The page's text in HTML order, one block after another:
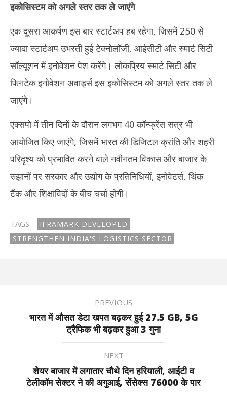
इकोसिस्टम को अगले स्तर तक ले जाएंगे
एक दूसरा आकर्षण इस बार स्टार्टअप हब रहेगा, जिसमें 250 से
ज्यादा स्टार्टअप उभरती हुई टेक्नोलॉजी, आईसीटी और स्मार्ट सिटी
सॉल्यूशन में इनोवेशन पेश करेंगे। लोकप्रिय स्मार्ट सिटी और
फिनटेक इनोवेशन अवार्ड्स इस इकोसिस्टम को अगले स्तर तक ले
जाएंगे।
एक्सपो में तीन दिनों के दौरान लगभग 40 कॉन्फ्रेंस सत्र भी
आयोजित किए जाएंगे, जिसमें भारत की डिजिटल क्रांति और शहरी
परिदृश्य को प्रभावित करने वाले नवीनतम विकास और बाजार के
रुझानों पर सरकार और उद्योग के प्रतिनिधियों, इनोवेटर्स, थिंक
टैंक और शिक्षाविदों के बीच चर्चा होगी।
TAGS:
IFRAMARK DEVELOPED
STRENGTHEN INDIA'S LOGISTICS SECTOR
PREVIOUS
भारत में औसत डेटा खपत बढ़कर हुई 27.5 GB, 5G
ट्रैफिक भी बढ़कर हुआ 3 गुना
NEXT
शेयर बाजार में लगातार चौथे दिन हरियाली, आईटी व
टेलीकॉम सेक्टर ने की अगुआई, सेंसेक्स 76000 के पार